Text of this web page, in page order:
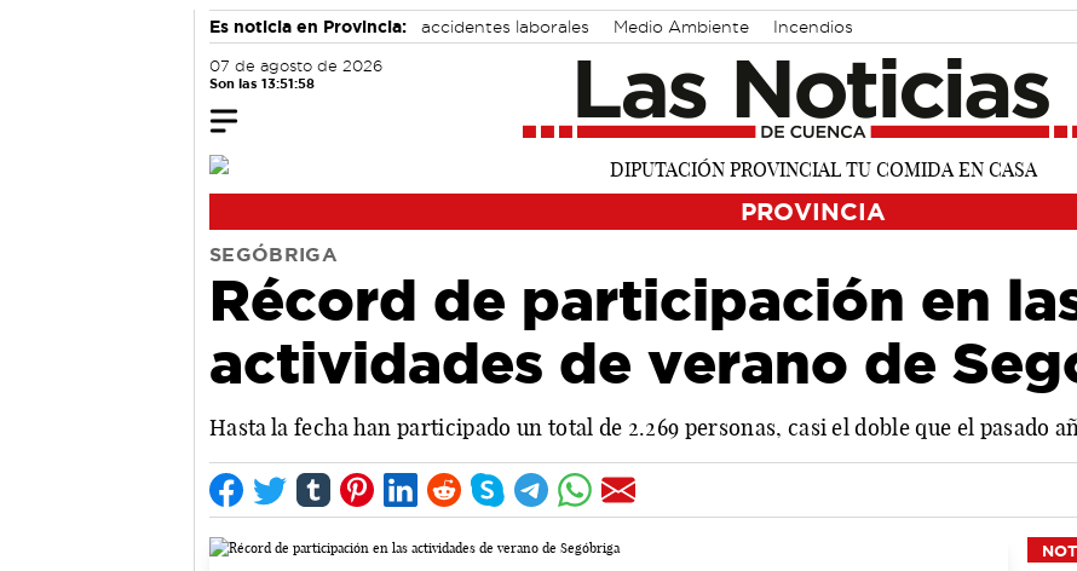
Es noticia en Provincia: accidentes laborales Medio Ambiente Incendios
07 de agosto de 2026
Son las 13:51:59
PROVINCIA
SEGÓBRIGA
Récord de participación en
actividades de verano de
Hasta la fecha han participado un total de 2.269 personas, casi el doble que el pasado